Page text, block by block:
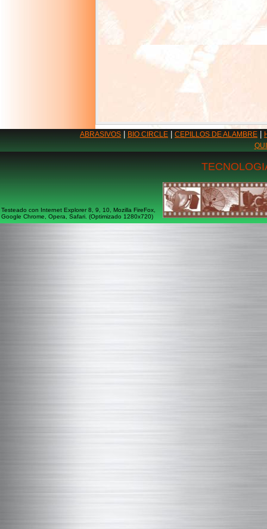
ABRASIVOS BIO CIRCLE CEPILLOS DE ALAMBRE
Testeado con Internet Explorer 8, 9, 10, Mozilla FireFox,
Google Chrome, Opera, Safari. (Optimizado 1280x720)